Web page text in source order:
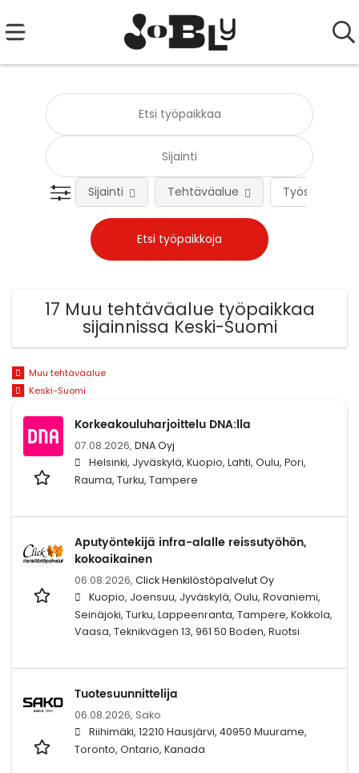
Työsuhteen
Sijainti Tehtäväalue
17 Muu tehtäväalue työpaikkaa
sijainnissa Keski-Suomi
Muu tehtäväalue
Keski-Suomi
Korkeakouluharjoittelu DNA:lla
07.08.2026, DNA Oyj
Helsinki, Jyväskylä, Kuopio, Lahti, Oulu, Pori,
Rauma, Turku, Tampere
Aputyöntekijä infra-alalle reissutyöhön,
kokoaikainen
06.08.2026, Click Henkilöstöpalvelut Oy
Kuopio, Joensuu, Jyväskylä, Oulu, Rovaniemi,
Seinäjoki, Turku, Lappeenranta, Tampere, Kokkola,
Vaasa, Teknikvägen 13, 961 50 Boden, Ruotsi
Tuotesuunnittelija
06.08.2026, Sako
Riihimäki, 12210 Hausjärvi, 40950 Muurame,
Toronto, Ontario, Kanada